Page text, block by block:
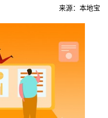
来源：本地宝